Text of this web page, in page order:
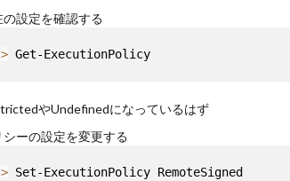
の設定を確認する
> Get-ExecutionPolicy
やUndefinedになっているはず
シーの設定を変更する
> Set-ExecutionPolicy RemoteSigned